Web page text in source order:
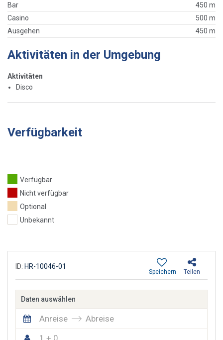
Bar
450 m
Casino
500 m
Ausgehen
450 m
Aktivitäten in der Umgebung
Aktivitäten
Disco
Verfügbarkeit
Verfügbar
Nicht verfügbar
Optional
Unbekannt
ID: HR-10046-01
Teilen
Speichern
Daten auswählen
Anreise
Abreise
1 + 0